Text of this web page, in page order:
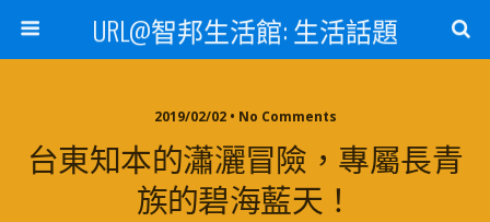
URL@智邦生活館: 生活話題
2019/02/02 • No Comments
台東知本的瀟灑冒險，專屬長青
族的碧海藍天！